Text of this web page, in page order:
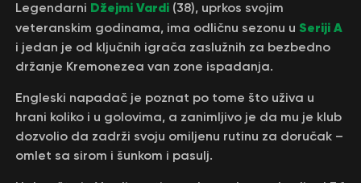
Legendarni Džejmi Vardi(38), uprkos svojim
veteranskim godinama, ima odličnu sezonu u Seriji A
i jedan je od ključnih igrača zaslužnih za bezbedno
držanje Кremonezea van zone ispadanja.
Engleski napadač je poznat po tome što uživa u
hrani koliko i u golovima, a zanimljivo je da mu je klub
dozvolio da zadrži svoju omiljenu rutinu za doručak –
omlet sa sirom i šunkom i pasulj.